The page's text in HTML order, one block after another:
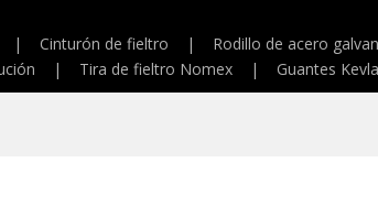
| Cinturón de fieltro | Rodillo de acero
| Tira de fieltro Nomex | Guantes